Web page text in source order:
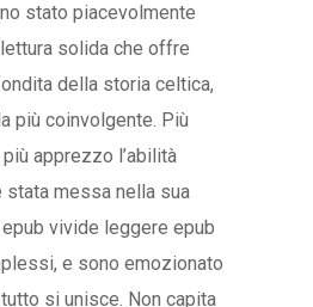
stato piacevolmente
solida che offre
della storia celtica,
più coinvolgente. Più
apprezzo l’abilità
stata messa nella sua
vivide leggere epub
e sono emozionato
si unisce. Non capita